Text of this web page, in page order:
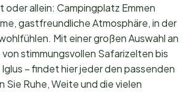
oder allein: Campingplatz Emmen
gastfreundliche Atmosphäre, in der
Mit einer großen Auswahl an
stimmungsvollen Safarizelten bis
– findet hier jeder den passenden
Sie Ruhe, Weite und die vielen